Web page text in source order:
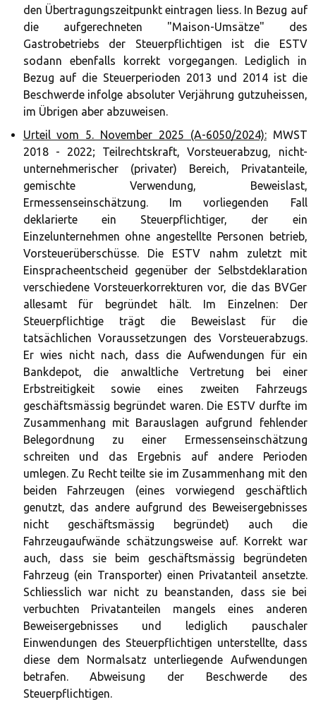
den Übertragungszeitpunkt eintragen liess. In Bezug auf
die aufgerechneten "Maison-Umsätze" des
Gastrobetriebs der Steuerpflichtigen ist die ESTV
sodann ebenfalls korrekt vorgegangen. Lediglich in
Bezug auf die Steuerperioden 2013 und 2014 ist die
Beschwerde infolge absoluter Verjährung gutzuheissen,
im Übrigen aber abzuweisen.
Urteil vom 5. November 2025 (A-6050/2024):MWST
2018 - 2022; Teilrechtskraft, Vorsteuerabzug, nicht-
unternehmerischer (privater) Bereich, Privatanteile,
gemischte Verwendung, Beweislast,
Ermessenseinschätzung. Im vorliegenden Fall
deklarierte ein Steuerpflichtiger, der ein
Einzelunternehmen ohne angestellte Personen betrieb,
Vorsteuerüberschüsse. Die ESTV nahm zuletzt mit
Einspracheentscheid gegenüber der Selbstdeklaration
verschiedene Vorsteuerkorrekturen vor, die das BVGer
allesamt für begründet hält. Im Einzelnen: Der
Steuerpflichtige trägt die Beweislast für die
tatsächlichen Voraussetzungen des Vorsteuerabzugs.
Er wies nicht nach, dass die Aufwendungen für ein
Bankdepot, die anwaltliche Vertretung bei einer
Erbstreitigkeit sowie eines zweiten Fahrzeugs
geschäftsmässig begründet waren. Die ESTV durfte im
Zusammenhang mit Barauslagen aufgrund fehlender
Belegordnung zu einer Ermessenseinschätzung
schreiten und das Ergebnis auf andere Perioden
umlegen. Zu Recht teilte sie im Zusammenhang mit den
beiden Fahrzeugen (eines vorwiegend geschäftlich
genutzt, das andere aufgrund des Beweisergebnisses
nicht geschäftsmässig begründet) auch die
Fahrzeugaufwände schätzungsweise auf. Korrekt war
auch, dass sie beim geschäftsmässig begründeten
Fahrzeug (ein Transporter) einen Privatanteil ansetzte.
Schliesslich war nicht zu beanstanden, dass sie bei
verbuchten Privatanteilen mangels eines anderen
Beweisergebnisses und lediglich pauschaler
Einwendungen des Steuerpflichtigen unterstellte, dass
diese dem Normalsatz unterliegende Aufwendungen
betrafen. Abweisung der Beschwerde des
Steuerpflichtigen.